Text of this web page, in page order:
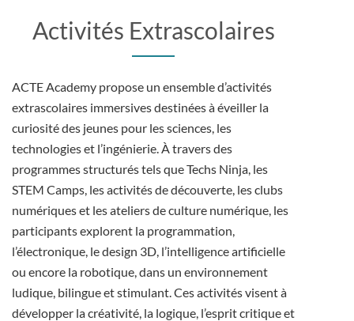
Activités Extrascolaires
ACTE Academy propose un ensemble d’activités
extrascolaires immersives destinées à éveiller la
curiosité des jeunes pour les sciences, les
technologies et l’ingénierie. À travers des
programmes structurés tels que Techs Ninja, les
STEM Camps, les activités de découverte, les clubs
numériques et les ateliers de culture numérique, les
participants explorent la programmation,
l’électronique, le design 3D, l’intelligence artificielle
ou encore la robotique, dans un environnement
ludique, bilingue et stimulant. Ces activités visent à
développer la créativité, la logique, l’esprit critique et